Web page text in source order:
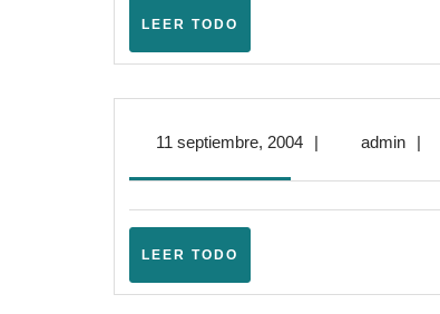
LEER TODO
11 septiembre, 200411| adminadmin
|
LEER TODO